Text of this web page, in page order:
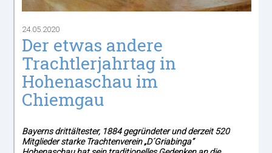
24.05.2020
Der etwas andere
Trachtlerjahrtag in
Hohenaschau im
Chiemgau
Bayerns drittältester, 1884 gegründeter und derzeit 520
Mitglieder starke Trachtenverein „D´Griabinga“